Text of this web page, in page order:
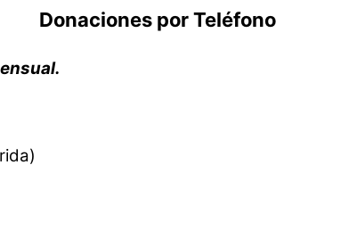
Donaciones por Teléfono